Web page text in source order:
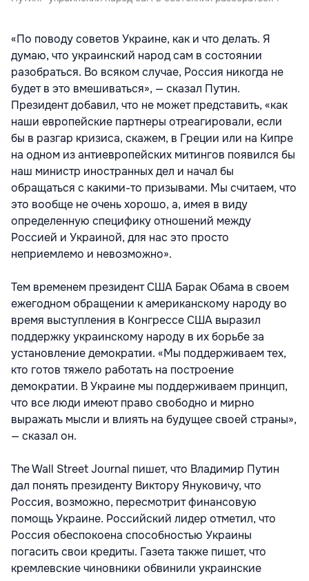
«По поводу советов Украине, как и что делать. Я
думаю, что украинский народ сам в состоянии
разобраться. Во всяком случае, Россия никогда не
будет в это вмешиваться», — сказал Путин.
Президент добавил, что не может представить, «как
наши европейские партнеры отреагировали, если
бы в разгар кризиса, скажем, в Греции или на Кипре
на одном из антиевропейских митингов появился бы
наш министр иностранных дел и начал бы
обращаться с какими-то призывами. Мы считаем, что
это вообще не очень хорошо, а, имея в виду
определенную специфику отношений между
Россией и Украиной, для нас это просто
неприемлемо и невозможно».
Тем временем президент США Барак Обама в своем
ежегодном обращении к американскому народу во
время выступления в Конгрессе США выразил
поддержку украинскому народу в их борьбе за
установление демократии. «Мы поддерживаем тех,
кто готов тяжело работать на построение
демократии. В Украине мы поддерживаем принцип,
что все люди имеют право свободно и мирно
выражать мысли и влиять на будущее своей страны»,
— сказал он.
The Wall Street Journal пишет, что Владимир Путин
дал понять президенту Виктору Януковичу, что
Россия, возможно, пересмотрит финансовую
помощь Украине. Российский лидер отметил, что
Россия обеспокоена способностью Украины
погасить свои кредиты. Газета также пишет, что
кремлевские чиновники обвинили украинские